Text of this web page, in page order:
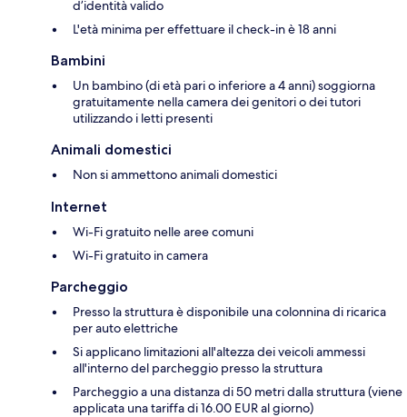
d’identità valido
L'età minima per effettuare il check-in è 18 anni
Bambini
Un bambino (di età pari o inferiore a 4 anni) soggiorna
gratuitamente nella camera dei genitori o dei tutori
utilizzando i letti presenti
Animali domestici
Non si ammettono animali domestici
Internet
Wi-Fi gratuito nelle aree comuni
Wi-Fi gratuito in camera
Parcheggio
Presso la struttura è disponibile una colonnina di ricarica
per auto elettriche
Si applicano limitazioni all'altezza dei veicoli ammessi
all'interno del parcheggio presso la struttura
Parcheggio a una distanza di 50 metri dalla struttura (viene
applicata una tariffa di 16.00 EUR al giorno)